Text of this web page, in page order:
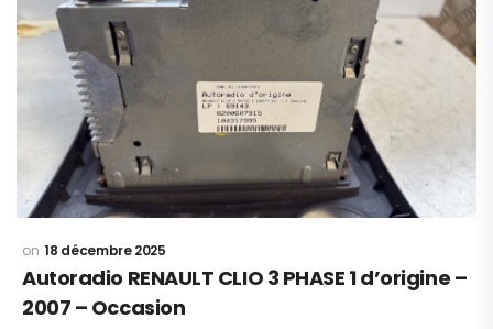
18 décembre 2025
Autoradio RENAULT CLIO 3 PHASE 1 d’origine –
2007 – Occasion